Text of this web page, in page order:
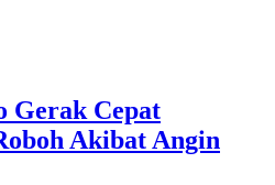
Gerak Cepat
Akibat Angin